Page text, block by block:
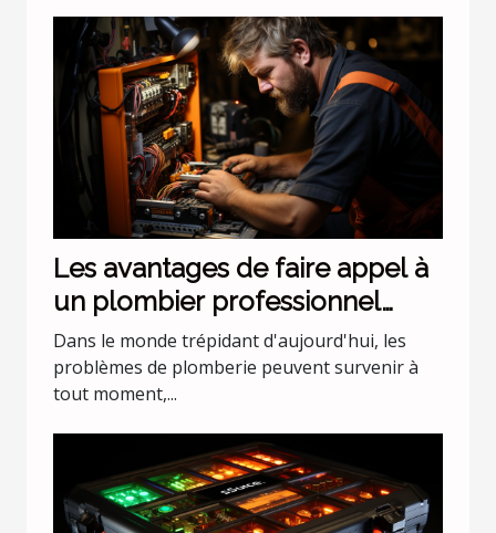
Les avantages de faire appel à
un plombier professionnel
pour les urgences nocturnes
Dans le monde trépidant d'aujourd'hui, les
problèmes de plomberie peuvent survenir à
tout moment,...